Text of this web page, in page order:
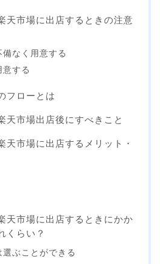
天市場に出店するときの注意
なく用意する
する
フローとは
天市場出店後にすべきこと
天市場に出店するメリット・
天市場に出店するときにかか
くらい？
選ぶことができる